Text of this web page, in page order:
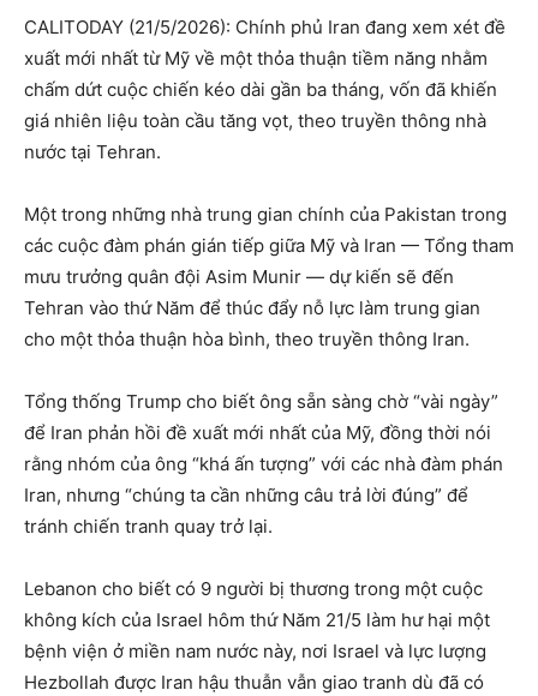
CALITODAY (21/5/2026): Chính phủ Iran đang xem xét đề
xuất mới nhất từ Mỹ về một thỏa thuận tiềm năng nhằm
chấm dứt cuộc chiến kéo dài gần ba tháng, vốn đã khiến
giá nhiên liệu toàn cầu tăng vọt, theo truyền thông nhà
nước tại Tehran.
Một trong những nhà trung gian chính của Pakistan trong
các cuộc đàm phán gián tiếp giữa Mỹ và Iran — Tổng tham
mưu trưởng quân đội Asim Munir — dự kiến sẽ đến
Tehran vào thứ Năm để thúc đẩy nỗ lực làm trung gian
cho một thỏa thuận hòa bình, theo truyền thông Iran.
Tổng thống Trump cho biết ông sẵn sàng chờ “vài ngày”
để Iran phản hồi đề xuất mới nhất của Mỹ, đồng thời nói
rằng nhóm của ông “khá ấn tượng” với các nhà đàm phán
Iran, nhưng “chúng ta cần những câu trả lời đúng” để
tránh chiến tranh quay trở lại.
Lebanon cho biết có 9 người bị thương trong một cuộc
không kích của Israel hôm thứ Năm 21/5 làm hư hại một
bệnh viện ở miền nam nước này, nơi Israel và lực lượng
Hezbollah được Iran hậu thuẫn vẫn giao tranh dù đã có